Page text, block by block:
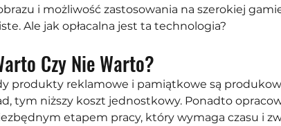
i możliwość zastosowania na szerokiej
Ale jak opłacalna jest ta technologia?
Czy Nie Warto?
produkty reklamowe i pamiątkowe są
tym niższy koszt jednostkowy. Ponadto
etapem pracy, który wymaga czasu i